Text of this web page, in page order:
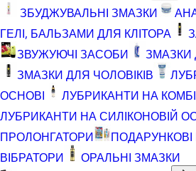
ЗБУДЖУВАЛЬНІ ЗМАЗКИ
ГЕЛІ, БАЛЬЗАМИ ДЛЯ КЛІТОРА
ЗВУЖУЮЧІ ЗАСОБИ
ЗМАЗКИ
ЗМАЗКИ ДЛЯ ЧОЛОВІКІВ
ОСНОВІ
ЛУБРИКАНТИ НА
ЛУБРИКАНТИ НА СИЛІКОНОВІЙ
ПРОЛОНГАТОРИ
ВІБРАТОРИ
ОРАЛЬНІ ЗМАЗКИ